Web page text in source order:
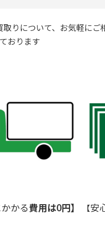
りについて、お気軽にご
おります
かる費用は0円】 【安